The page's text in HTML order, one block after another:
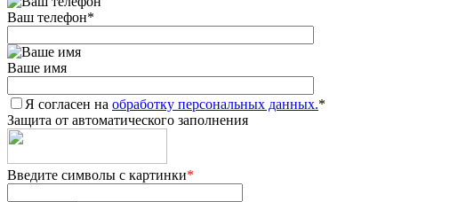
Ваш телефон*
Ваше имя
Я согласен на обработку персональных данных.*
Защита от автоматического заполнения
Введите символы с картинки*